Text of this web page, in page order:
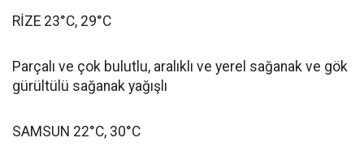
RİZE 23°C, 29°C
Parçalı ve çok bulutlu, aralıklı ve yerel sağanak ve gök
gürültülü sağanak yağışlı
SAMSUN 22°C, 30°C